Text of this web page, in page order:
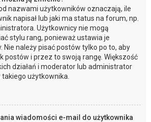
nazwami użytkowników oznaczają, ile
napisał lub jaki ma status na forum, np.
Użytkownicy nie mogą
stylu rang, ponieważ ustawia je
należy pisać postów tylko po to, aby
postów i przez to swoją rangę. Większość
działań i moderator lub administrator
użytkownika.
wiadomości e-mail do użytkownika